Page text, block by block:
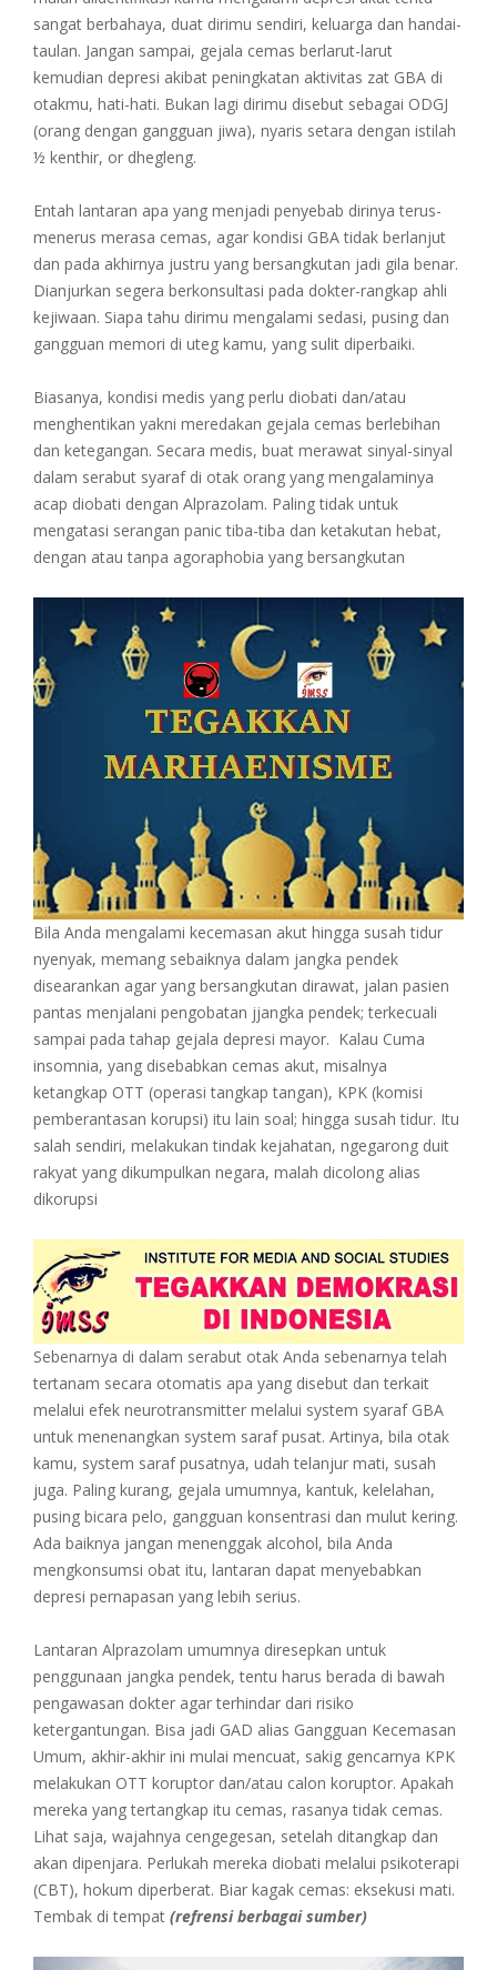
sangat berbahaya, duat dirimu sendiri, keluarga dan handai-
taulan. Jangan sampai, gejala cemas berlarut-larut
kemudian depresi akibat peningkatan aktivitas zat GBA di
otakmu, hati-hati. Bukan lagi dirimu disebut sebagai ODGJ
(orang dengan gangguan jiwa), nyaris setara dengan istilah
½ kenthir, or dhegleng.
Entah lantaran apa yang menjadi penyebab dirinya terus-
menerus merasa cemas, agar kondisi GBA tidak berlanjut
dan pada akhirnya justru yang bersangkutan jadi gila benar.
Dianjurkan segera berkonsultasi pada dokter-rangkap ahli
kejiwaan. Siapa tahu dirimu mengalami sedasi, pusing dan
gangguan memori di uteg kamu, yang sulit diperbaiki.
Biasanya, kondisi medis yang perlu diobati dan/atau
menghentikan yakni meredakan gejala cemas berlebihan
dan ketegangan. Secara medis, buat merawat sinyal-sinyal
dalam serabut syaraf di otak orang yang mengalaminya
acap diobati dengan Alprazolam. Paling tidak untuk
mengatasi serangan panic tiba-tiba dan ketakutan hebat,
dengan atau tanpa agoraphobia yang bersangkutan
Bila Anda mengalami kecemasan akut hingga susah tidur
nyenyak, memang sebaiknya dalam jangka pendek
disearankan agar yang bersangkutan dirawat, jalan pasien
pantas menjalani pengobatan jjangka pendek; terkecuali
sampai pada tahap gejala depresi mayor. Kalau Cuma
insomnia, yang disebabkan cemas akut, misalnya
ketangkap OTT (operasi tangkap tangan), KPK (komisi
pemberantasan korupsi) itu lain soal; hingga susah tidur. Itu
salah sendiri, melakukan tindak kejahatan, ngegarong duit
rakyat yang dikumpulkan negara, malah dicolong alias
dikorupsi
Sebenarnya di dalam serabut otak Anda sebenarnya telah
tertanam secara otomatis apa yang disebut dan terkait
melalui efek neurotransmitter melalui system syaraf GBA
untuk menenangkan system saraf pusat. Artinya, bila otak
kamu, system saraf pusatnya, udah telanjur mati, susah
juga. Paling kurang, gejala umumnya, kantuk, kelelahan,
pusing bicara pelo, gangguan konsentrasi dan mulut kering.
Ada baiknya jangan menenggak alcohol, bila Anda
mengkonsumsi obat itu, lantaran dapat menyebabkan
depresi pernapasan yang lebih serius.
Lantaran Alprazolam umumnya diresepkan untuk
penggunaan jangka pendek, tentu harus berada di bawah
pengawasan dokter agar terhindar dari risiko
ketergantungan. Bisa jadi GAD alias Gangguan Kecemasan
Umum, akhir-akhir ini mulai mencuat, sakig gencarnya KPK
melakukan OTT koruptor dan/atau calon koruptor. Apakah
mereka yang tertangkap itu cemas, rasanya tidak cemas.
Lihat saja, wajahnya cengegesan, setelah ditangkap dan
akan dipenjara. Perlukah mereka diobati melalui psikoterapi
(CBT), hokum diperberat. Biar kagak cemas: eksekusi mati.
Tembak di tempat (refrensi berbagai sumber)